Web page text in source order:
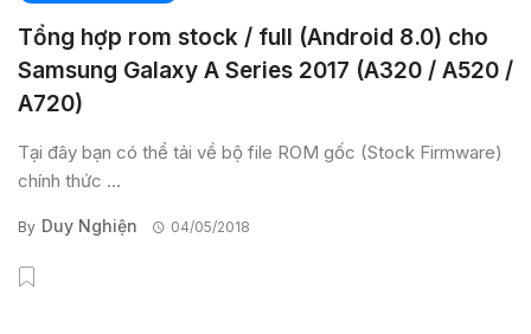
Tổng hợp rom stock / full (Android 8.0) cho
Samsung Galaxy A Series 2017 (A320 / A520 /
A720)
Tại đây bạn có thể tải về bộ file ROM gốc (Stock Firmware)
chính thức ...
By Duy Nghiện 04/05/2018